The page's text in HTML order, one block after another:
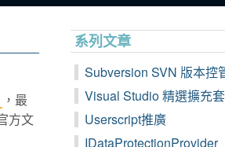
，最
方文
系列文章
Subversion SVN 版本控
Visual Studio 精選擴充
Userscript推廣
IDataProtectionProvider